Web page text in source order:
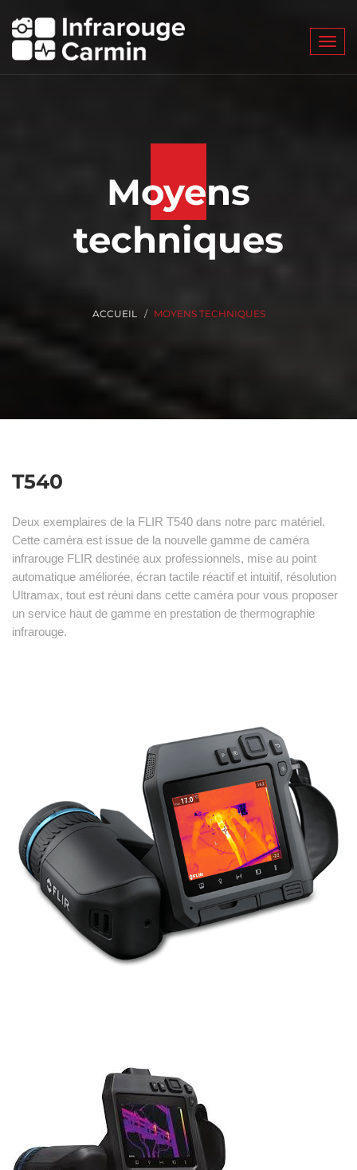
Moyens
techniques
ACCUEIL MOYENS TECHNIQUES
T540
Deux exemplaires de la FLIR T540 dans notre parc matériel.
Cette caméra est issue de la nouvelle gamme de caméra
infrarouge FLIR destinée aux professionnels, mise au point
automatique améliorée, écran tactile réactif et intuitif, résolution
Ultramax, tout est réuni dans cette caméra pour vous proposer
un service haut de gamme en prestation de thermographie
infrarouge.